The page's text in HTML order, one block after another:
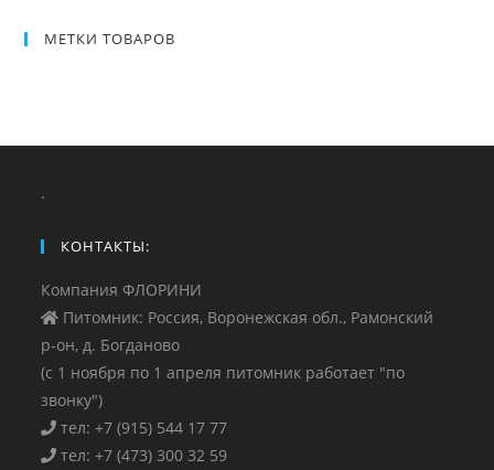
МЕТКИ ТОВАРОВ
.
КОНТАКТЫ:
Компания ФЛОРИНИ
Питомник: Россия, Воронежская обл., Рамонский
р-он, д. Богданово
(с 1 ноября по 1 апреля питомник работает "по
звонку")
тел: +7 (915) 544 17 77
тел: +7 (473) 300 32 59